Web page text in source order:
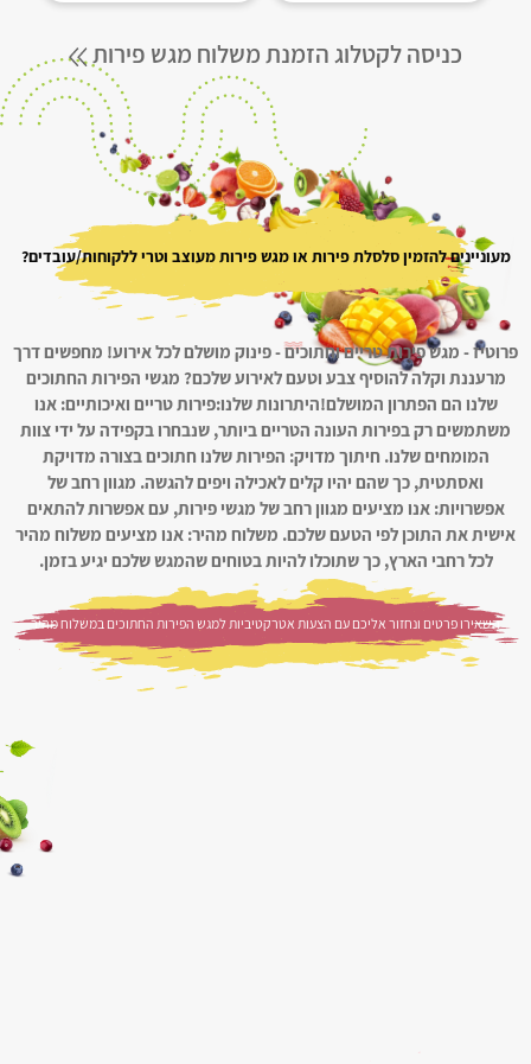
כניסה לקטלוג הזמנת משלוח מגש פירות
מעוניינים להזמין סלסלת פירות או מגש פירות מעוצב וטרי ללקוחות/עובדים?
פרוטיז - מגש פירות טריים וחתוכים - פינוק מושלם לכל אירוע! מחפשים דרך
מרעננת וקלה להוסיף צבע וטעם לאירוע שלכם? מגשי הפירות החתוכים
שלנו הם הפתרון המושלם!היתרונות שלנו:פירות טריים ואיכותיים: אנו
משתמשים רק בפירות העונה הטריים ביותר, שנבחרו בקפידה על ידי צוות
המומחים שלנו. חיתוך מדויק: הפירות שלנו חתוכים בצורה מדויקת
ואסתטית, כך שהם יהיו קלים לאכילה ויפים להגשה. מגוון רחב של
אפשרויות: אנו מציעים מגוון רחב של מגשי פירות, עם אפשרות להתאים
אישית את התוכן לפי הטעם שלכם. משלוח מהיר: אנו מציעים משלוח מהיר
לכל רחבי הארץ, כך שתוכלו להיות בטוחים שהמגש שלכם יגיע בזמן.
השאירו פרטים ונחזור אליכם עם הצעות אטרקטיביות למגש הפירות החתוכים במשלוח מהיר